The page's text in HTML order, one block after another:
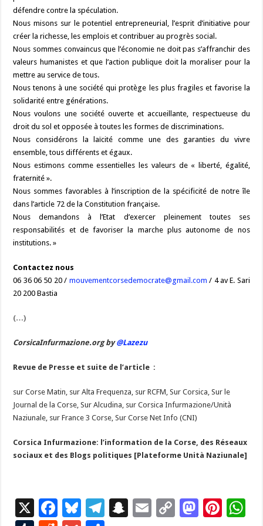
défendre contre la spéculation.
Nous misons sur le potentiel entrepreneurial, l’esprit d’initiative pour
créer la richesse, les emplois et contribuer au progrès social.
Nous sommes convaincus que l’économie ne doit pas s’affranchir des
valeurs humanistes et que l’action publique doit la moraliser pour la
mettre au service de tous.
Nous tenons à une société qui protège les plus fragiles et favorise la
solidarité entre générations.
Nous voulons une société ouverte et accueillante, respectueuse du
droit du sol et opposée à toutes les formes de discriminations.
Nous considérons la laïcité comme une des garanties du vivre
ensemble, tous différents et égaux.
Nous estimons comme essentielles les valeurs de « liberté, égalité,
fraternité ».
Nous sommes favorables à l’inscription de la spécificité de notre île
dans l’article 72 de la Constitution française.
Nous demandons à l’Etat d’exercer pleinement toutes ses
responsabilités et de favoriser la marche plus autonome de nos
institutions. »
Contactez nous
06 36 06 50 20 / mouvementcorsedemocrate@gmail.com / 4 av E. Sari
20 200 Bastia
(…)
CorsicaInfurmazione.org by@Lazezu
Revue de Presse et suite de l’article :
sur Corse Matin, sur Alta Frequenza, sur RCFM, Sur Corsica, Sur le
Journal de la Corse, Sur Alcudina, sur Corsica Infurmazione/Unità
Naziunale, sur France 3 Corse, Sur Corse Net Info (CNI)
Corsica Infurmazione: l’information de la Corse, des Réseaux
sociaux et des Blogs politiques [Plateforme Unità Naziunale]
X
F
Bl T
S
E
C
M Pi